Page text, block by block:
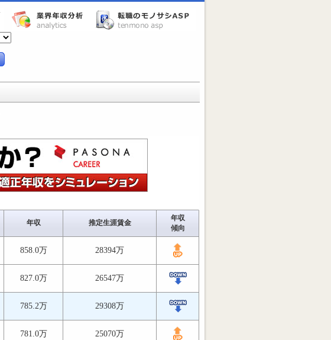
年収 推定生涯賃金
年収
傾向
858.0万 28394万
827.0万 26547万
785.2万 29308万
781.0万 25070万